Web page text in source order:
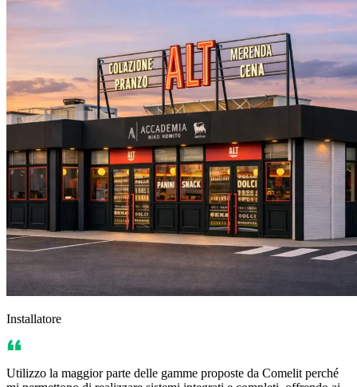
Installatore
Utilizzo la maggior parte delle gamme proposte da Comelit perché